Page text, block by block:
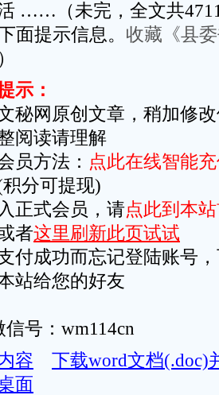
……（未完，全文共
面提示信息。 收藏《县
）
示：
网原创文章，稍加修改
阅读请理解
方法： 点此在线智能
积分可提现)
式会员，请点此到本
者这里刷新此页试试
成功而忘记登陆账号，
站给您的好友
号：wm114cn
容
下载word文档(.doc)
面